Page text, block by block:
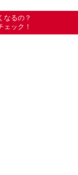
（SUBARU
なるの？
ック！